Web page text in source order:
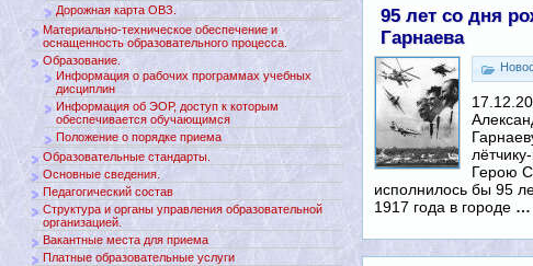
95 лет со дня
Гарнаева
Герою
исполнилось бы 95
1917 года в городе …
Дорожная карта ОВЗ.
Материально-техническое обеспечение и
оснащенность образовательного процесса.
Образование.
Информация о рабочих программах учебных
дисциплин
Информация об ЭОР, доступ к которым
обеспечивается обучающимся
Положение о порядке приема
Образовательные стандарты.
Основные сведения.
Педагогический состав
Структура и органы управления образовательной
организацией.
Вакантные места для приема
Платные образовательные услуги